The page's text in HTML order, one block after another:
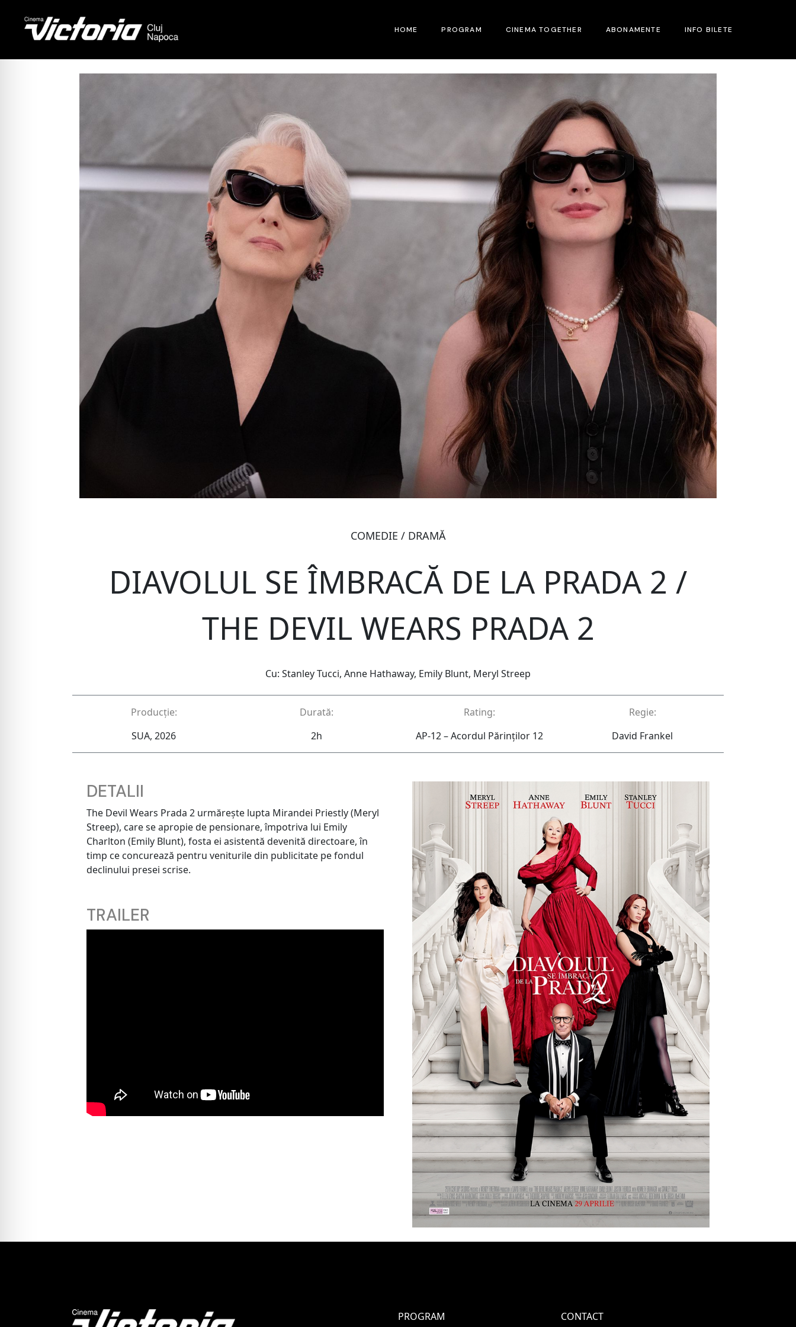
HOME PROGRAM CINEMA TOGETHER ABONAMENTE INFO BILETE
COMEDIE / DRAMĂ
DIAVOLUL SE ÎMBRACĂ DE LA PRADA 2 /
THE DEVIL WEARS PRADA 2
Cu: Stanley Tucci, Anne Hathaway, Emily Blunt, Meryl Streep
Producție:
SUA, 2026
Durată:
2h
Rating:
AP-12 – Acordul Părinţilor 12
Regie:
David Frankel
DETALII
The Devil Wears Prada 2 urmărește lupta Mirandei Priestly (Meryl
Streep), care se apropie de pensionare, împotriva lui Emily
Charlton (Emily Blunt), fosta ei asistentă devenită directoare, în
timp ce concurează pentru veniturile din publicitate pe fondul
declinului presei scrise.
TRAILER
PROGRAM
CONTACT